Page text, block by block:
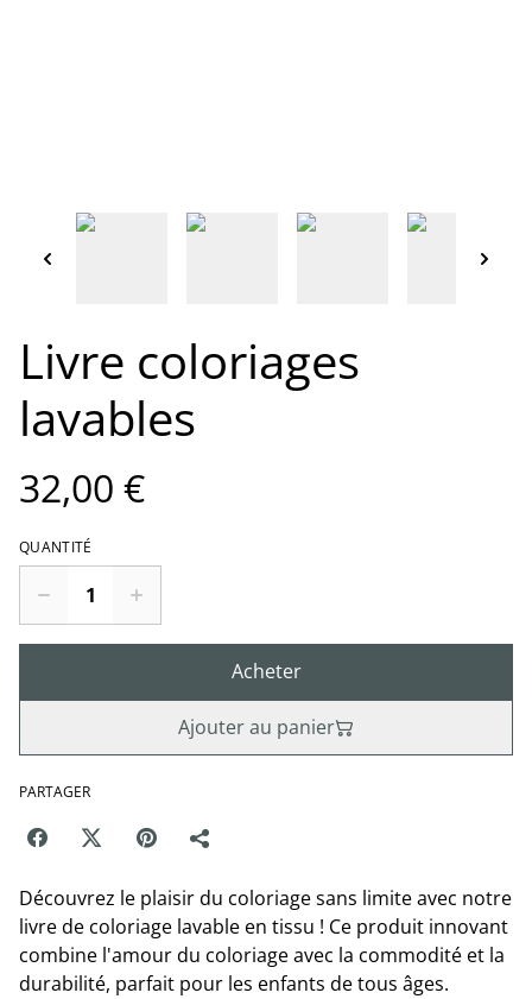
Livre coloriages
lavables
32,00 €
QUANTITÉ
Acheter
Ajouter au panier
PARTAGER
Découvrez le plaisir du coloriage sans limite avec notre
livre de coloriage lavable en tissu ! Ce produit innovant
combine l'amour du coloriage avec la commodité et la
durabilité, parfait pour les enfants de tous âges.